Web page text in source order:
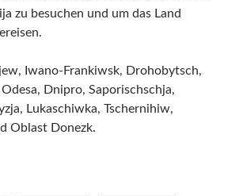
zu besuchen und um das Land
Iwano-Frankiwsk, Drohobytsch,
Dnipro, Saporischschja,
Lukaschiwka, Tschernihiw,
Oblast Donezk.
Ukraine. Meine Reise durch ein Land im